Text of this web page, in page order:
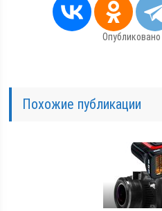
Похожие публикации